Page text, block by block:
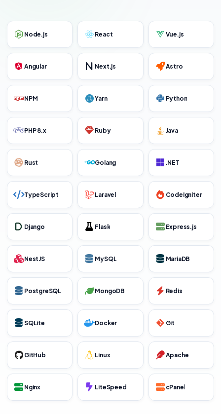
Node.js React Vue.js
Angular Next.js Astro
NPM Yarn Python
PHP 8.x Ruby Java
Rust Golang .NET
TypeScript Laravel CodeIgniter
Django Flask Express.js
NestJS MySQL MariaDB
PostgreSQL MongoDB Redis
SQLite Docker Git
GitHub Linux Apache
Nginx LiteSpeed cPanel